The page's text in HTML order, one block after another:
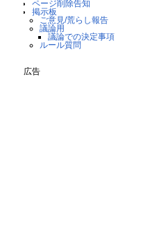
ページ削除告知
掲示板
ご意見/荒らし報告
議論用
議論での決定事項
ルール質問
広告